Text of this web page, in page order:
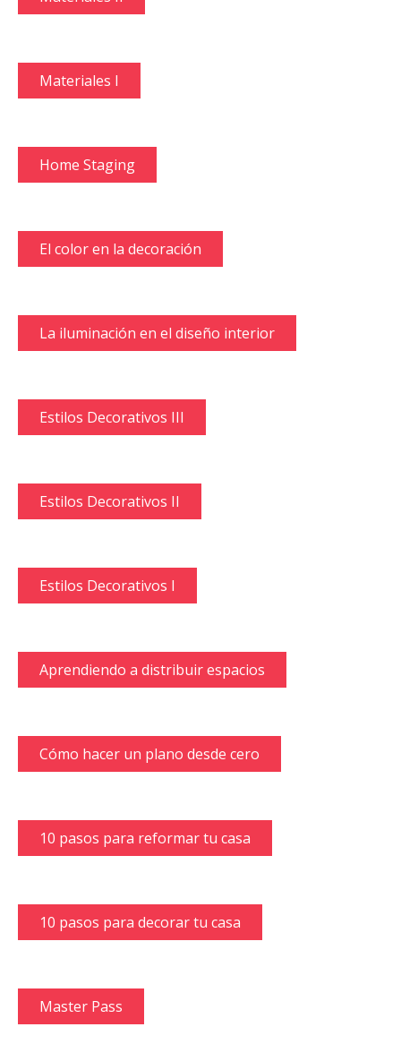
Materiales I
Home Staging
El color en la decoración
La iluminación en el diseño interior
Estilos Decorativos III
Estilos Decorativos II
Estilos Decorativos I
Aprendiendo a distribuir espacios
Cómo hacer un plano desde cero
10 pasos para reformar tu casa
10 pasos para decorar tu casa
Master Pass